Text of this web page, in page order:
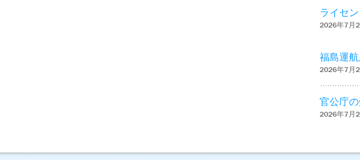
ライセ
2026年7月
福島運
2026年7月
官公庁
2026年7月